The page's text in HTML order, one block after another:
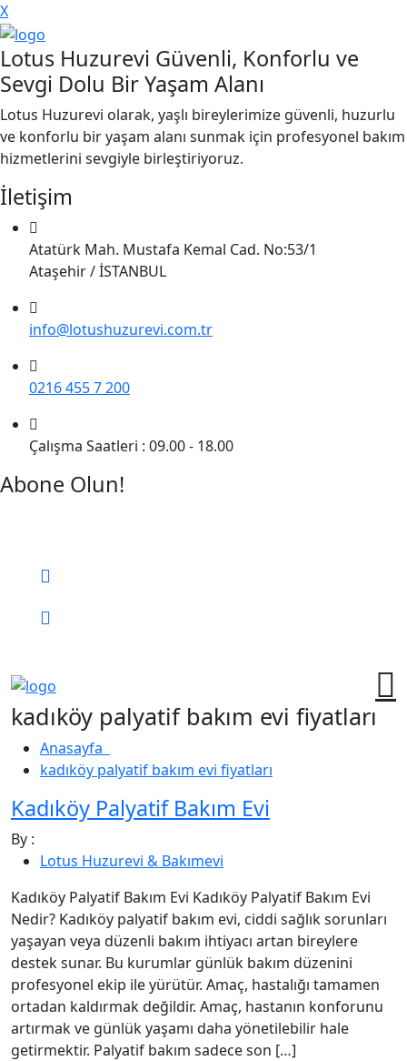
X
Lotus Huzurevi Güvenli, Konforlu ve
Sevgi Dolu Bir Yaşam Alanı
Lotus Huzurevi olarak, yaşlı bireylerimize güvenli, huzurlu
ve konforlu bir yaşam alanı sunmak için profesyonel bakım
hizmetlerini sevgiyle birleştiriyoruz.
İletişim
Atatürk Mah. Mustafa Kemal Cad. No:53/1
Ataşehir / İSTANBUL
info@lotushuzurevi.com.tr
0216 455 7 200
Çalışma Saatleri : 09.00 - 18.00
Abone Olun!
kadıköy palyatif bakım evi fiyatları
Anasayfa
kadıköy palyatif bakım evi fiyatları
Kadıköy Palyatif Bakım Evi
By :
Lotus Huzurevi & Bakımevi
Kadıköy Palyatif Bakım Evi Kadıköy Palyatif Bakım Evi
Nedir? Kadıköy palyatif bakım evi, ciddi sağlık sorunları
yaşayan veya düzenli bakım ihtiyacı artan bireylere
destek sunar. Bu kurumlar günlük bakım düzenini
profesyonel ekip ile yürütür. Amaç, hastalığı tamamen
ortadan kaldırmak değildir. Amaç, hastanın konforunu
artırmak ve günlük yaşamı daha yönetilebilir hale
getirmektir. Palyatif bakım sadece son […]